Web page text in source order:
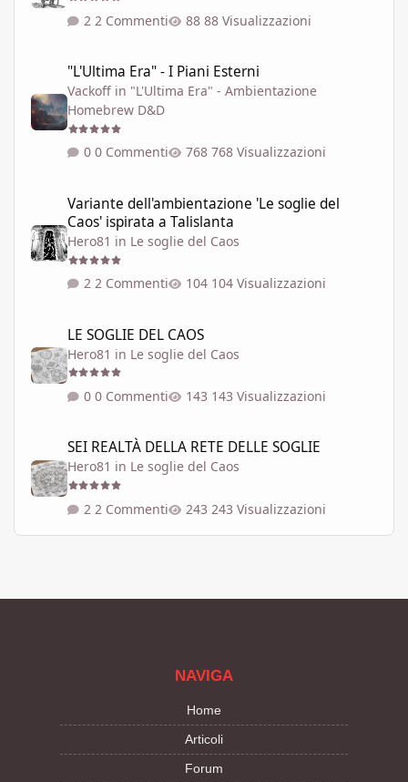
2 Commenti 88 Visualizzazioni
"L'Ultima Era" - I Piani Esterni
Vackoff in "L'Ultima Era" - Ambientazione
Homebrew D&D
0 Commenti 768 Visualizzazioni
Variante dell'ambientazione 'Le soglie del
Caos' ispirata a Talislanta
Hero81 in Le soglie del Caos
2 Commenti 104 Visualizzazioni
LE SOGLIE DEL CAOS
Hero81 in Le soglie del Caos
0 Commenti 143 Visualizzazioni
SEI REALTÀ DELLA RETE DELLE SOGLIE
Hero81 in Le soglie del Caos
2 Commenti 243 Visualizzazioni
NAVIGA
Home
Articoli
Forum